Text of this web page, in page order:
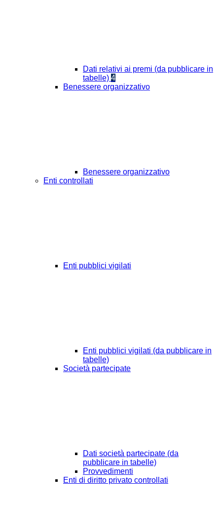
Dati relativi ai premi (da pubblicare in
tabelle) 4
Benessere organizzativo
Benessere organizzativo
Enti controllati
Enti pubblici vigilati
Enti pubblici vigilati (da pubblicare in
tabelle)
Società partecipate
Dati società partecipate (da
pubblicare in tabelle)
Provvedimenti
Enti di diritto privato controllati